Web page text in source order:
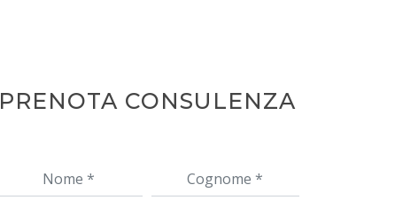
PRENOTA CONSULENZA